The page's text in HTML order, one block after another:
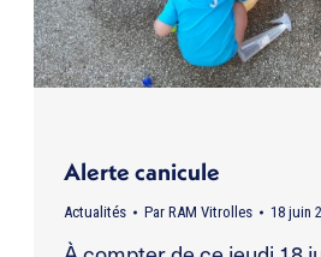
Alerte canicule
Actualités Par RAM Vitrolles 18 juin